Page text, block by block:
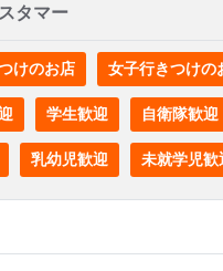
タマー
けのお店 女子行きつけの
学生歓迎 自衛隊歓迎
乳幼児歓迎 未就学児歓